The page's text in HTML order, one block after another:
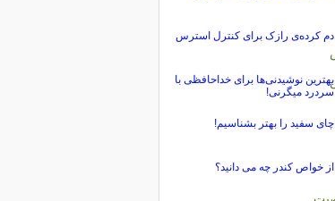
دم کرده‌ی رازک برای کنترل استرس
بهترین نوشیدنی‌ها برای خداحافظی با
سردرد میگرنی!
چای سفید را بهتر بشناسیم!
از خواص کندر چه می دانید؟